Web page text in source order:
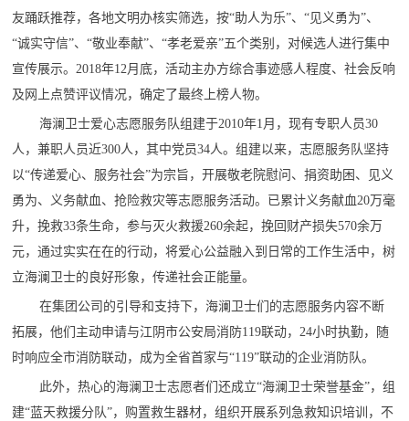
友踊跃推荐，各地文明办核实筛选，按“助人为乐”、“见义勇为”、
“诚实守信”、“敬业奉献”、“孝老爱亲”五个类别，对候选人进行集中
宣传展示。2018年12月底，活动主办方综合事迹感人程度、社会反响
及网上点赞评议情况，确定了最终上榜人物。
海澜卫士爱心志愿服务队组建于2010年1月，现有专职人员30
人，兼职人员近300人，其中党员34人。组建以来，志愿服务队坚持
以“传递爱心、服务社会”为宗旨，开展敬老院慰问、捐资助困、见义
勇为、义务献血、抢险救灾等志愿服务活动。已累计义务献血20万毫
升，挽救33条生命，参与灭火救援260余起，挽回财产损失570余万
元，通过实实在在的行动，将爱心公益融入到日常的工作生活中，树
立海澜卫士的良好形象，传递社会正能量。
在集团公司的引导和支持下，海澜卫士们的志愿服务内容不断
拓展，他们主动申请与江阴市公安局消防119联动，24小时执勤，随
时响应全市消防联动，成为全省首家与“119”联动的企业消防队。
此外，热心的海澜卫士志愿者们还成立“海澜卫士荣誉基金”，组
建“蓝天救援分队”，购置救生器材，组织开展系列急救知识培训，不